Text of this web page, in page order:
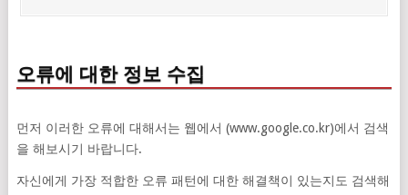
오류에 대한 정보 수집
먼저 이러한 오류에 대해서는 웹에서 (www.google.co.kr)에서 검색
을 해보시기 바랍니다.
자신에게 가장 적합한 오류 패턴에 대한 해결책이 있는지도 검색해